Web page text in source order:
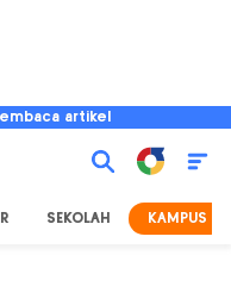
artikel
SEKOLAH KAMPUS